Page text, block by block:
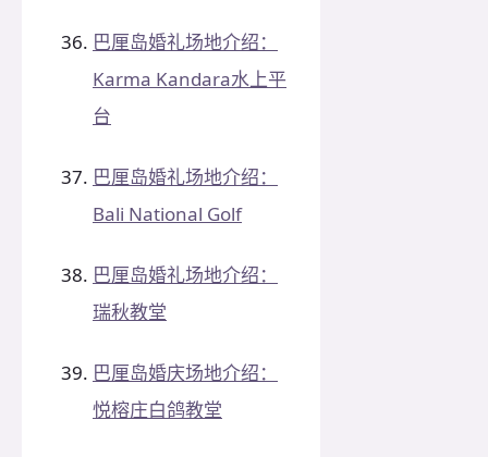
巴厘岛婚礼场地介绍：
Karma Kandara水上平
台
巴厘岛婚礼场地介绍：
Bali National Golf
巴厘岛婚礼场地介绍：
瑞秋教堂
巴厘岛婚庆场地介绍：
悦榕庄白鸽教堂